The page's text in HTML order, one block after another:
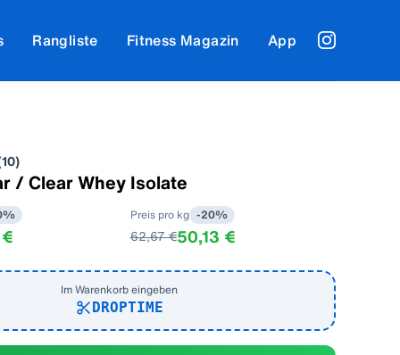
Rangliste Fitness Magazin App
10)
/ Clear Whey Isolate
% Preis pro kg -20%
62,67 €50,13 €
Im Warenkorb eingeben
DROPTIME